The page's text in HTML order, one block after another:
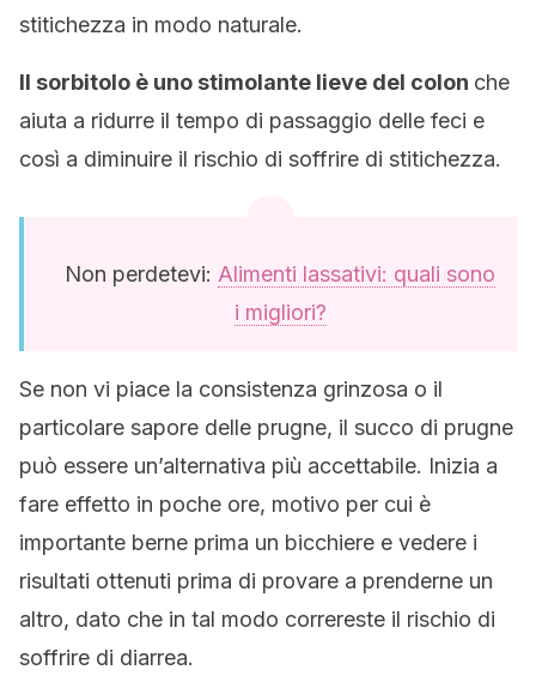
stitichezza in modo naturale.
Il sorbitolo è uno stimolante lieve del colon che
aiuta a ridurre il tempo di passaggio delle feci e
così a diminuire il rischio di soffrire di stitichezza.
Non perdetevi: Alimenti lassativi: quali sono
i migliori?
Se non vi piace la consistenza grinzosa o il
particolare sapore delle prugne, il succo di prugne
può essere un’alternativa più accettabile. Inizia a
fare effetto in poche ore, motivo per cui è
importante berne prima un bicchiere e vedere i
risultati ottenuti prima di provare a prenderne un
altro, dato che in tal modo correreste il rischio di
soffrire di diarrea.